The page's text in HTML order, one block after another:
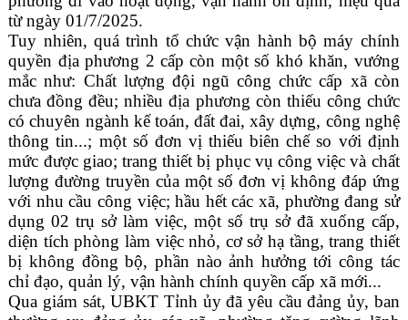
từ ngày 01/7/2025.
Tuy nhiên, quá trình tổ chức vận hành bộ máy chính
quyền địa phương 2 cấp còn một số khó khăn, vướng
mắc như: Chất lượng đội ngũ công chức cấp xã còn
chưa đồng đều; nhiều địa phương còn thiếu công chức
có chuyên ngành kế toán, đất đai, xây dựng, công nghệ
thông tin...; một số đơn vị thiếu biên chế so với định
mức được giao; trang thiết bị phục vụ công việc và chất
lượng đường truyền của một số đơn vị không đáp ứng
với nhu cầu công việc; hầu hết các xã, phường đang sử
dụng 02 trụ sở làm việc, một số trụ sở đã xuống cấp,
diện tích phòng làm việc nhỏ, cơ sở hạ tầng, trang thiết
bị không đồng bộ, phần nào ảnh hưởng tới công tác
chỉ đạo, quản lý, vận hành chính quyền cấp xã mới...
Qua giám sát, UBKT Tỉnh ủy đã yêu cầu đảng ủy, ban